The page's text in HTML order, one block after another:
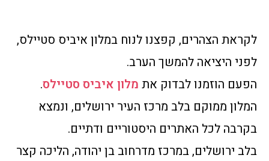
לקראת הצהרים, קפצנו לנוח במלון איביס סטיילס,
לפני היציאה להמשך הערב.
הפעם הוזמנו לבדוק את מלון איביס סטיילס.
המלון ממוקם בלב מרכז העיר ירושלים, ונמצא
בקרבה לכל האתרים היסטוריים ודתיים.
בלב ירושלים, במרכז מדרחוב בן יהודה, הליכה קצר